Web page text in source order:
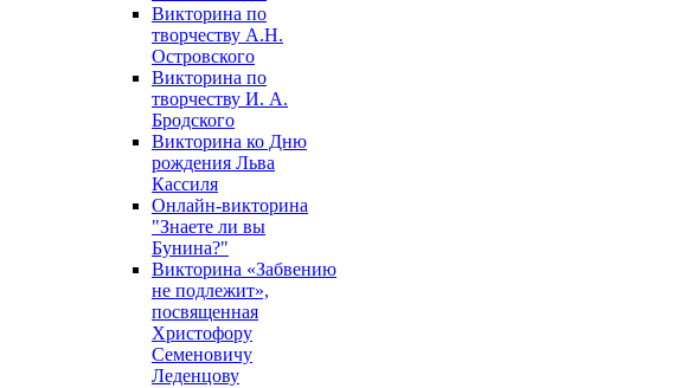
Викторина по
творчеству А.Н.
Островского
Викторина по
творчеству И. А.
Бродского
Викторина ко Дню
рождения Льва
Кассиля
Онлайн-викторина
"Знаете ли вы
Бунина?"
Викторина «Забвению
не подлежит»,
посвященная
Христофору
Семеновичу
Леденцову